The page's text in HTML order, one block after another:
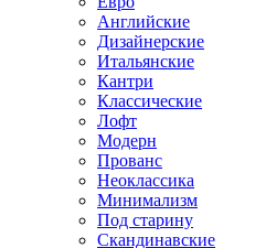
Английские
Дизайнерские
Итальянские
Кантри
Классические
Лофт
Модерн
Прованс
Неоклассика
Минимализм
Под старину
Скандинавские